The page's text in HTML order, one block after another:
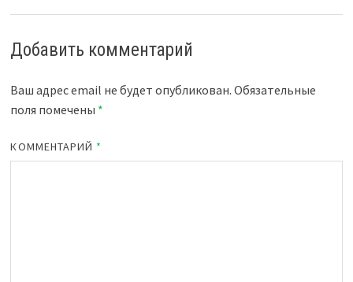
Добавить комментарий
Ваш адрес email не будет опубликован. Обязательные
поля помечены *
КОММЕНТАРИЙ *